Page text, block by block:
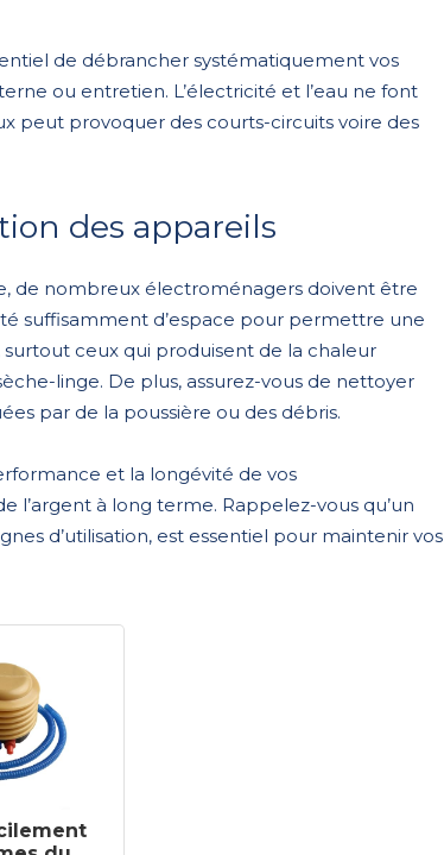
de débrancher systématiquement vos
ou entretien. L’électricité et l’eau ne font
peut provoquer des courts-circuits voire des
des appareils
de nombreux électroménagers doivent être
suffisamment d’espace pour permettre une
ceux qui produisent de la chaleur
linge. De plus, assurez-vous de nettoyer
par de la poussière ou des débris.
et la longévité de vos
l’argent à long terme. Rappelez-vous qu’un
d’utilisation, est essentiel pour maintenir vos